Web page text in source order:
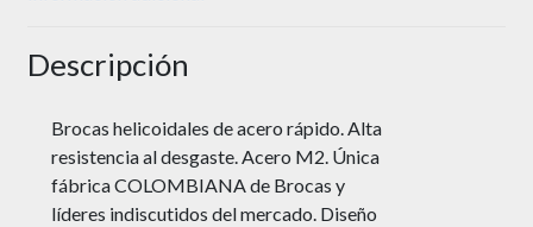
Descripción
Brocas helicoidales de acero rápido. Alta
resistencia al desgaste. Acero M2. Única
fábrica COLOMBIANA de Brocas y
líderes indiscutidos del mercado. Diseño